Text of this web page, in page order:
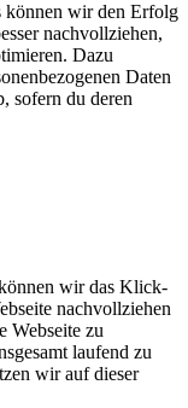
können wir den Erfolg
nachvollziehen,
Dazu
Daten
sofern du deren
wir das Klick-
nachvollziehen
Webseite zu
laufend zu
wir auf dieser